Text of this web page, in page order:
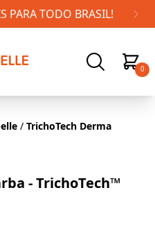
TODO BRASIL!
0
/ TrichoTech Derma
- TrichoTech™